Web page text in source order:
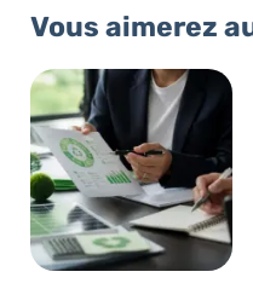
Vous aimerez